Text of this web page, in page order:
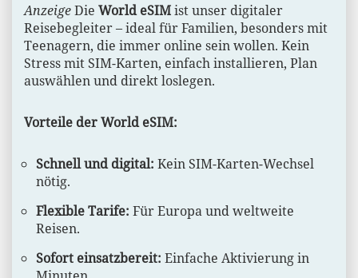
AnzeigeDie World eSIMist unser digitaler
Reisebegleiter – ideal für Familien, besonders mit
Teenagern, die immer online sein wollen. Kein
Stress mit SIM-Karten, einfach installieren, Plan
auswählen und direkt loslegen.
Vorteile der World eSIM:
Schnell und digital: Kein SIM-Karten-Wechsel
nötig.
Flexible Tarife: Für Europa und weltweite
Reisen.
Sofort einsatzbereit: Einfache Aktivierung in